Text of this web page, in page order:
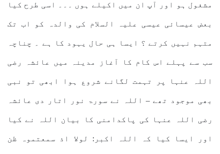
مشغول ہو اور آپ ان میں اکیلے ہوں ۔۔۔ اسی طرح کیا
بعض عیسائی عیسی علیہ السلام کی والدہ کو اب تک
متہم نہیں کرتے ؟ ایسا ہی حال یہود کا ہے ۔ چناچہ
سب سے پہلے اس کام کا آغاز مدینہ میں عائشہ رضی
اللہ عنہا پر تہمت لگانے شروع ہوا ابھی تو نبی
بھی موجود تھے – اللہ نے سورۃ نور اتار دی عائشہ
رضی اللہ عنہا کی پاکدامنی کا بیان اللہ نے کیا
اور ایسا کیا کہ اللہ اکبر: لولا اذ سمعتموہ ظن